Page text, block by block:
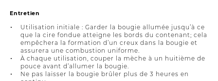
Entretien
Utilisation initiale : Garder la bougie allumée jusqu’à ce
que la cire fondue atteigne les bords du contenant; cela
empêchera la formation d’un creux dans la bougie et
assurera une combustion uniforme.
À chaque utilisation, couper la mèche à un huitième de
pouce avant d’allumer la bougie.
Ne pas laisser la bougie brûler plus de 3 heures en